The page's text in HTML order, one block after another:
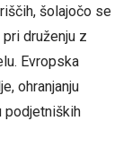
šolajočo se
druženju z
Evropska
ohranjanju
podjetniških